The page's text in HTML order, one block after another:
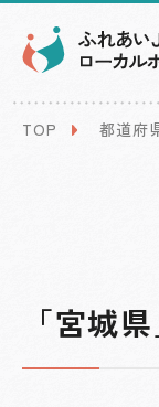
TOP 都道府
「宮城